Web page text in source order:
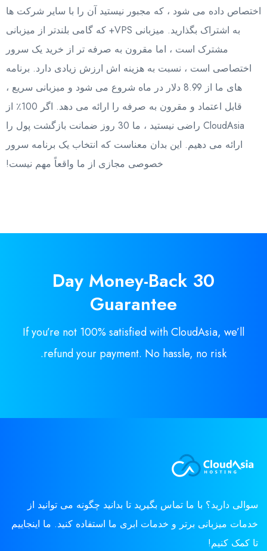
اختصاص داده می شود ، که مجبور نیستید آن را با سایر شرکت ها
به اشتراک بگذارید. میزبانی VPS+ که گامی بلندتر از میزبانی
مشترک است ، اما مقرون به صرفه تر از خرید یک سرور
اختصاصی است ، نسبت به هزینه اش ارزش زیادی دارد. برنامه
های ما از 8.99 دلار در ماه شروع می شود و میزبانی سریع ،
قابل اعتماد و مقرون به صرفه را ارائه می دهد. اگر 100٪ از
CloudAsia راضی نیستید ، ما 30 روز ضمانت بازگشت پول را
ارائه می دهیم. این بدان معناست که انتخاب یک برنامه سرور
خصوصی مجازی از ما واقعاً مهم نیست!
30 Day
Money-Back
Guarantee
If you’re not 100% satisfied with CloudAsia, we’ll
refund your payment. No hassle, no risk.
سوالی دارید؟ با ما تماس بگیرید تا بدانید چگونه می توانید از
خدمات میزبانی برتر و خدمات ابری ما استفاده کنید. ما اینجاییم
تا کمک کنیم!